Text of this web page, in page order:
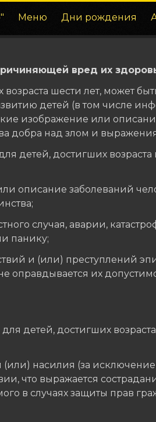
Меню Дни рождения
вред их
шести лет, может
детей (в том числе
изображение или
добра над злом и
детей, достигших
описание заболеваний
случая, аварии,
панику;
и (или) преступлений
оправдывается их
детей, достигших
насилия (за
что выражается
в случаях защиты прав